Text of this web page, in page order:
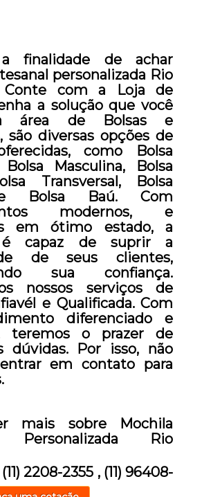
finalidade de achar
personalizada Rio
Conte com a Loja de
a solução que você
área de Bolsas e
são diversas opções de
como Bolsa
Bolsa Masculina, Bolsa
Transversal, Bolsa
Bolsa Baú. Com
modernos, e
em ótimo estado, a
é capaz de suprir a
de seus clientes,
sua confiança.
nossos serviços de
e Qualificada. Com
diferenciado e
teremos o prazer de
dúvidas. Por isso, não
em contato para
mais sobre Mochila
Personalizada Rio
(11) 2208-2355 , (11) 96408-